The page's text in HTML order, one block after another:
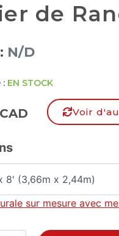
de
N/D
: EN STOCK
Voir
sur mesure avec